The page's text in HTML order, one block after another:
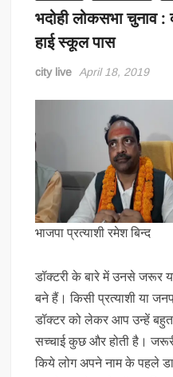
भदोही लोकसभा चुनाव :
हाई स्कूल पास
city live April 18, 2019
भाजपा प्रत्याशी रमेश बिन्द
डॉक्टरी के बारे में उनसे जरूर
बने हैं। किसी प्रत्याशी या
डॉक्टर को लेकर आप उन्हें
सच्चाई कुछ और होती है।
किये लोग अपने नाम के पहले